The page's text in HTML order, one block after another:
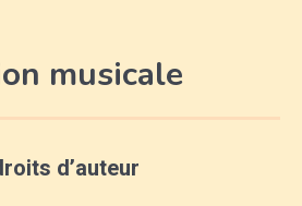
musicale
d’auteur